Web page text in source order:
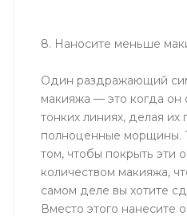
8. Наносите меньше
Один раздражающий
макияжа — это когда он
тонких линиях, делая их
полноценные морщины.
том, чтобы покрыть эти
количеством макияжа,
самом деле вы хотите
Вместо этого нанесите